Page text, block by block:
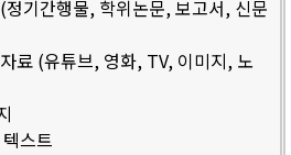
정기간행물, 학위논문, 보고서, 신문
료 (유튜브, 영화, TV, 이미지, 노
스트